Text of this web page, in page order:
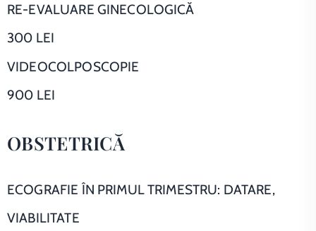
RE-EVALUARE GINECOLOGICĂ
300 LEI
VIDEOCOLPOSCOPIE
900 LEI
OBSTETRICĂ
ECOGRAFIE ÎN PRIMUL TRIMESTRU: DATARE,
VIABILITATE